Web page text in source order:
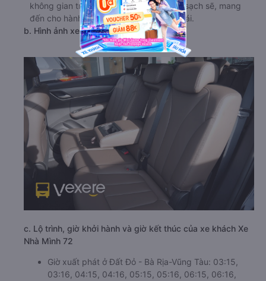
không gian trong xe cũng được vệ sinh sạch sẽ, mang
đến cho hành khách trải nghiệm thoải mái.
b. Hình ảnh xe Xe Nhà Mình 72
c. Lộ trình, giờ khởi hành và giờ kết thúc của xe khách Xe
Nhà Mình 72
Giờ xuất phát ở Đất Đỏ - Bà Rịa-Vũng Tàu: 03:15,
03:16, 04:15, 04:16, 05:15, 05:16, 06:15, 06:16,